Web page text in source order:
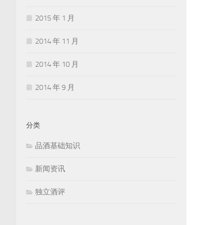
2015 年 1 月
2014 年 11 月
2014 年 10 月
2014 年 9 月
分类
品酒基础知识
新闻资讯
独立酒评